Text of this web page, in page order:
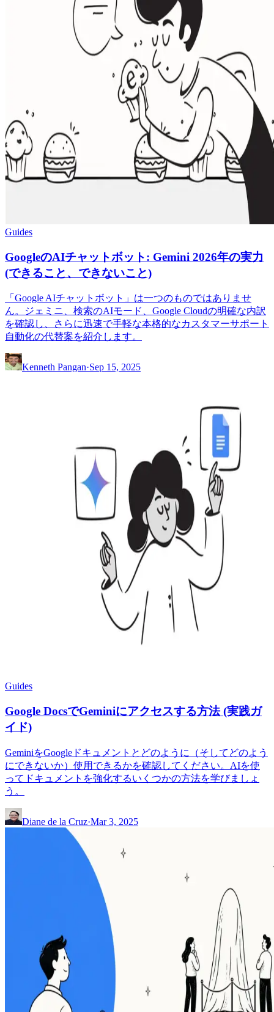
Guides
GoogleのAIチャットボット: Gemini 2026年の実力
(できること、できないこと)
「Google AIチャットボット」は一つのものではありませ
ん。ジェミニ、検索のAIモード、Google Cloudの明確な内訳
を確認し、さらに迅速で手軽な本格的なカスタマーサポート
自動化の代替案を紹介します。
Kenneth Pangan·Sep 15, 2025
Guides
Google DocsでGeminiにアクセスする方法 (実践ガ
イド)
GeminiをGoogleドキュメントとどのように（そしてどのよう
にできないか）使用できるかを確認してください。AIを使
ってドキュメントを強化するいくつかの方法を学びましょ
う。
Diane de la Cruz·Mar 3, 2025